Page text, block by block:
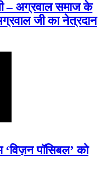
– अग्रवाल समाज के
जी का नेत्रदान
पॉसिबल’ को